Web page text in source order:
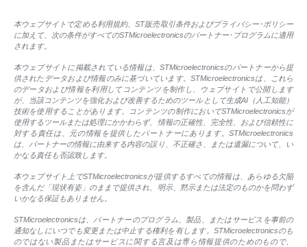
本ウェブサイトで定める利用規約、ST販売取引条件およびプライバシー･ポリシー
に加えて、次の条件がすべてのSTMicroelectronicsのパートナー･プログラムに適用
されます。
本ウェブサイトに掲載されている情報は、STMicroelectronicsのパートナーから提
供されたデータおよび情報のみに基づいています。STMicroelectronicsは、これら
のデータおよび情報を利用してコンテンツを制作し、ウェブサイトで公開します
が、当該コンテンツを強化および改善するためのツールとして生成AI（人工知能）
技術を使用することがあります。コンテンツの制作においてSTMicroelectronicsが
使用するツールまたは処理にかかわらず、情報の正確性、完全性、および信頼性に
対する責任は、元の情報を提供したパートナーにあります。STMicroelectronics
は、パートナーの情報に由来する内容の誤り、不正確さ、または遺漏について、い
かなる責任も否認致します。
本ウェブサイト上でSTMicroelectronicsが提供するすべての情報は、あらゆる欠陥
を含んだ「現状有姿」のままで提供され、明示、黙示または法定のものかを問わず
いかなる保証もありません。
STMicroelectronicsは、パートナーのプログラム、製品、またはサービスを事前の
通知なしにいつでも変更または中止する権利を有します。STMicroelectronicsのも
のではない製品またはサービスに関する言及は専ら情報提供のためのもので、